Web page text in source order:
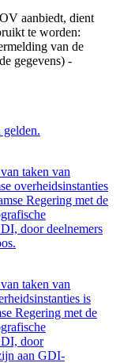
aanbiedt, dient
te worden:
van de
gegevens) -
gelden.
taken van
overheidsinstanties
Regering met de
door deelnemers
taken van
is
Regering met de
door
aan GDI-